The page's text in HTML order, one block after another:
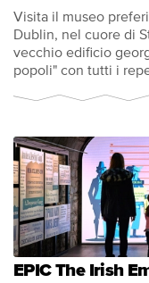
Visita il museo
Dublin, nel cuore di
vecchio edificio
popoli" con tutti i
EPIC The Irish